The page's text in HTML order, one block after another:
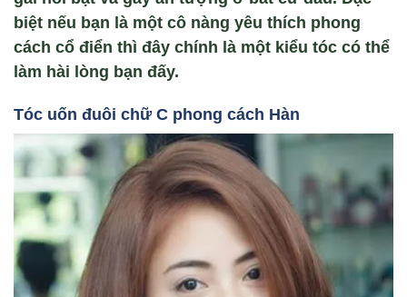
biệt nếu bạn là một cô nàng yêu thích phong
cách cổ điển thì đây chính là một kiểu tóc có thể
làm hài lòng bạn đấy.
Tóc uốn đuôi chữ C phong cách Hàn